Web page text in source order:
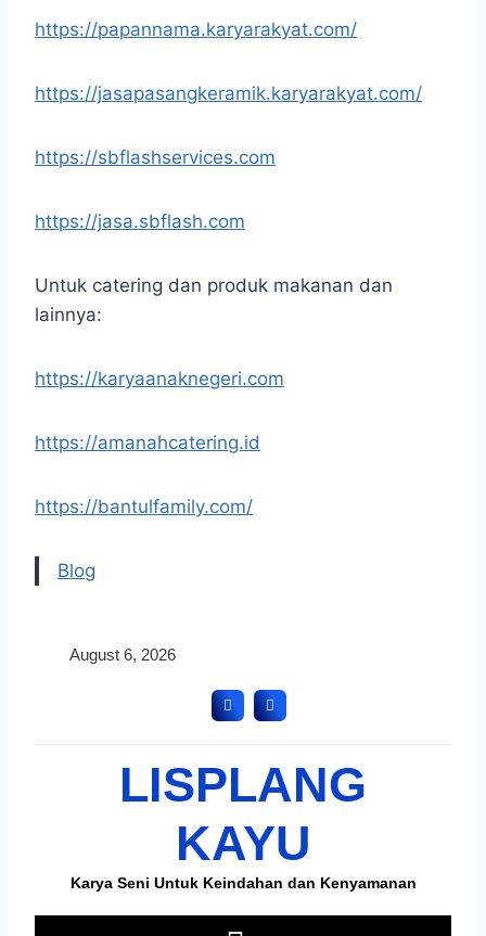
https://papannama.karyarakyat.com/
https://jasapasangkeramik.karyarakyat.com/
https://sbflashservices.com
https://jasa.sbflash.com
Untuk catering dan produk makanan dan
lainnya:
https://karyaanaknegeri.com
https://amanahcatering.id
https://bantulfamily.com/
Blog